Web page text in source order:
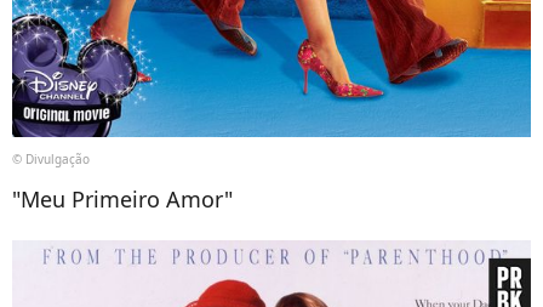
© Divulgação
"Meu Primeiro Amor"